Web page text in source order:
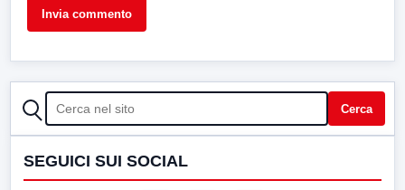
CERCA Cerca
SEGUICI SUI SOCIAL